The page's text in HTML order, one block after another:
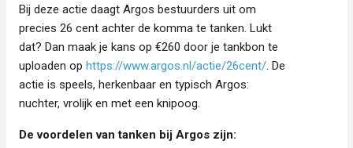
Bij deze actie daagt Argos bestuurders uit om
precies 26 cent achter de komma te tanken. Lukt
dat? Dan maak je kans op €260 door je tankbon te
uploaden op https://www.argos.nl/actie/26cent/. De
actie is speels, herkenbaar en typisch Argos:
nuchter, vrolijk en met een knipoog.
De voordelen van tanken bij Argos zijn: